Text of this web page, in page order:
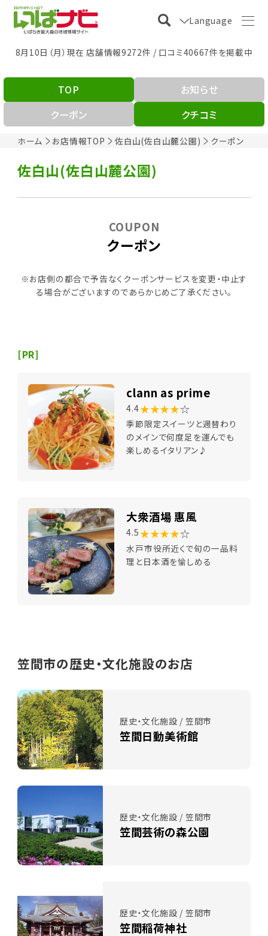
Language
8月10日（月）現在 店舗情報9272件 / 口コミ40667件を掲載中
ホーム お店情報TOP 佐白山(佐白山麓公園) クーポン
TOP
お知らせ
クーポン
クチコミ
佐白山(佐白山麓公園)
クーポン
COUPON
※お店側の都合で予告なくクーポンサービスを変更・中止す
る場合がございますのであらかじめご了承ください。
[PR]
clann as prime
4.4★★★★☆
季節限定スイーツと週替わり
のメインで何度足を運んでも
楽しめるイタリアン♪
大衆酒場 惠風
4.5 ★★★★☆
水戸市役所近くで旬の一品料
理と日本酒を愉しめる
笠間市の歴史・文化施設のお店
歴史・文化施設 / 笠間市
笠間日動美術館
歴史・文化施設 / 笠間市
笠間芸術の森公園
歴史・文化施設 / 笠間市
笠間稲荷神社